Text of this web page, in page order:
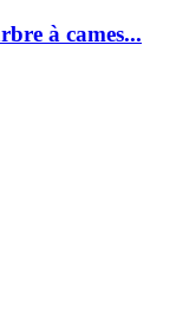
à cames...